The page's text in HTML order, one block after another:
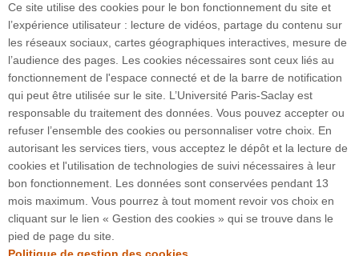
Phuong Thuy Vo (c)Christophe Peus
3 rue Joliot Curie
Bâtiment Bréguet
91190 Gif-sur-Yvette
Plan du site
Ce site utilise des cookies pour le bon fonctionnement du site et
l’expérience utilisateur : lecture de vidéos, partage du contenu sur
les réseaux sociaux, cartes géographiques interactives, mesure de
l’audience des pages. Les cookies nécessaires sont ceux liés au
fonctionnement de l'espace connecté et de la barre de notification
qui peut être utilisée sur le site. L’Université Paris-Saclay est
responsable du traitement des données. Vous pouvez accepter ou
refuser l’ensemble des cookies ou personnaliser votre choix. En
autorisant les services tiers, vous acceptez le dépôt et la lecture de
cookies et l'utilisation de technologies de suivi nécessaires à leur
bon fonctionnement. Les données sont conservées pendant 13
mois maximum. Vous pourrez à tout moment revoir vos choix en
cliquant sur le lien « Gestion des cookies » qui se trouve dans le
pied de page du site.